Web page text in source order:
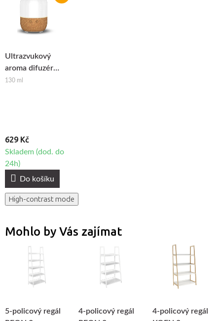
Ultrazvukový
aroma difuzér
Fabulo Neo
130 ml
629 Kč
Skladem (dod. do
24h)
Do košíku
High-contrast mode
Mohlo by Vás zajímat
5-policový regál
4-policový regál
4-policový regál